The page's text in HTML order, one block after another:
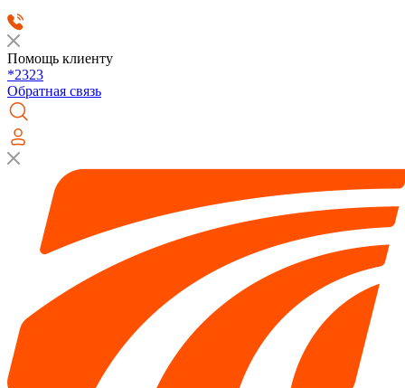
Помощь клиенту
*2323
Обратная связь